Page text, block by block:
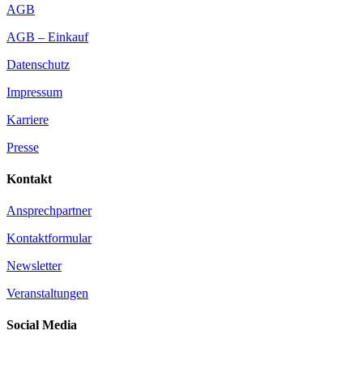
AGB
AGB – Einkauf
Datenschutz
Impressum
Karriere
Presse
Kontakt
Ansprechpartner
Kontaktformular
Newsletter
Veranstaltungen
Social Media